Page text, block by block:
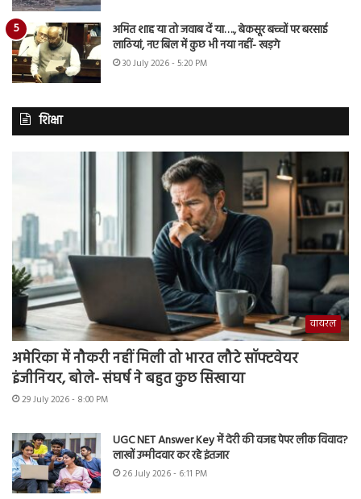
अमित शाह या तो जवाब दें या…., बेकसूर बच्चों पर बरसाई
लाठियां, नए बिल में कुछ भी नया नहीं- खड़गे
30 July 2026 - 5:20 PM
शिक्षा
वायरल
अमेरिका में नौकरी नहीं मिली तो भारत लौटे सॉफ्टवेयर
इंजीनियर, बोले- संघर्ष ने बहुत कुछ सिखाया
29 July 2026 - 8:00 PM
UGC NET Answer Key में देरी की वजह पेपर लीक विवाद?
लाखों उम्मीदवार कर रहे इंतजार
26 July 2026 - 6:11 PM